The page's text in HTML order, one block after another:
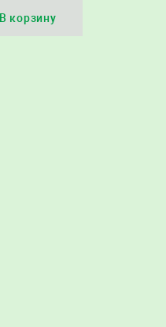
В корзину